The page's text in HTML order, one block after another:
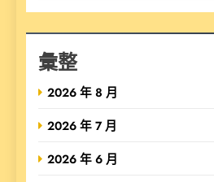
彙整
2026 年 8 月
2026 年 7 月
2026 年 6 月